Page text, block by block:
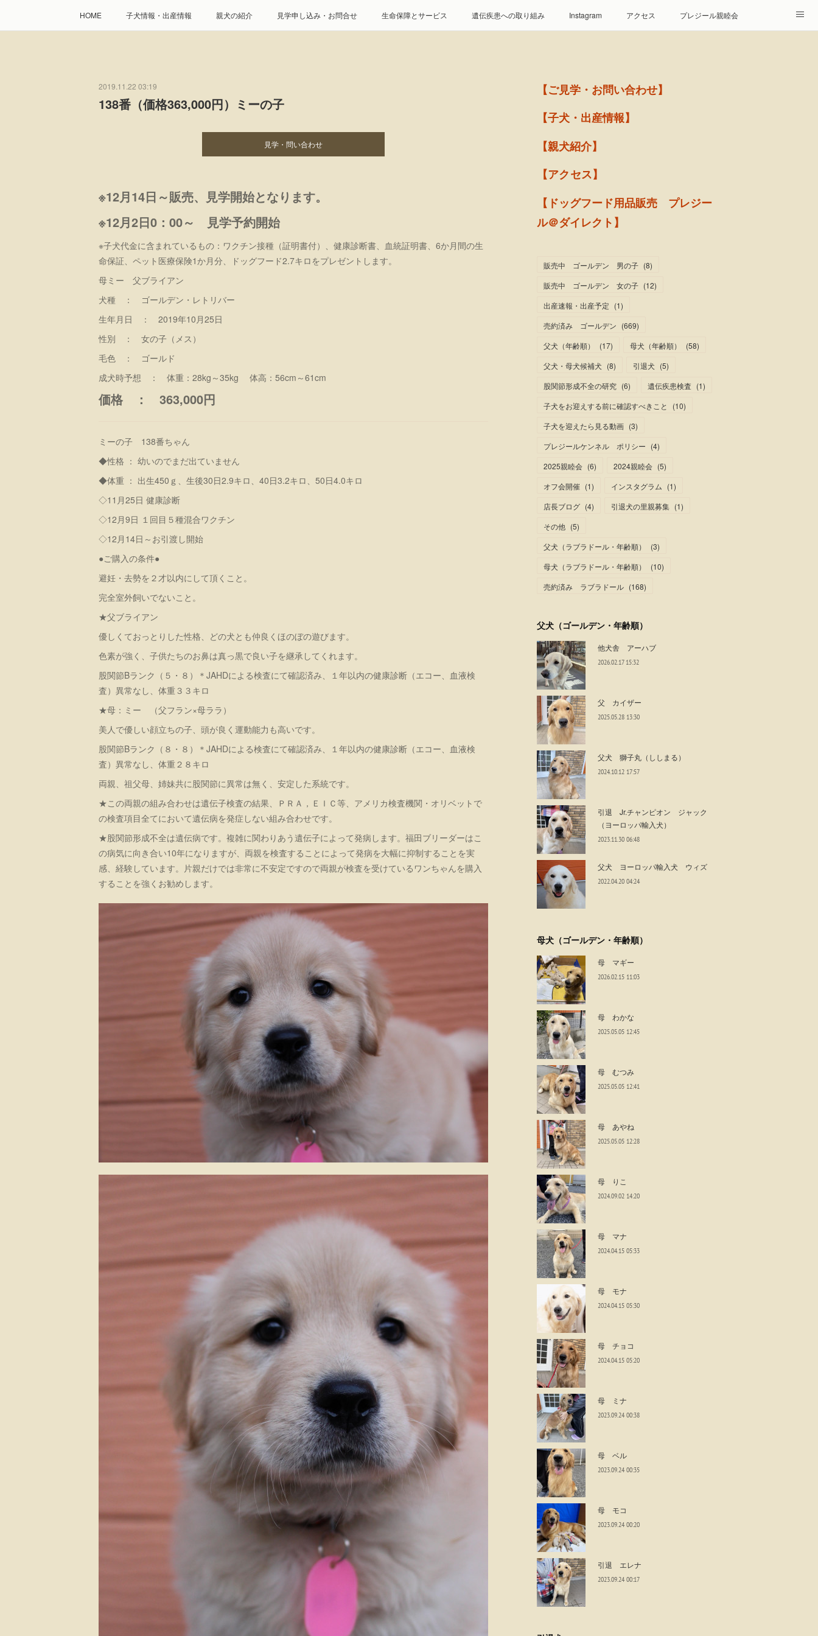
HOME 子犬情報・出産情報 親犬の紹介 見学申し込み・お問合せ 生命保障とサービス 遺伝疾患への取り組み Instagram アクセス プレジール親睦会
2019.11.22 03:19
138番（価格363,000円）ミーの子
見学・問い合わせ
※12月14日～販売、見学開始となります。
※12月2日0：00～ 見学予約開始
※子犬代金に含まれているもの：ワクチン接種（証明書付）、健康診断書、血統証明書、6か月間の生
命保証、ペット医療保険1か月分、ドッグフード2.7キロをプレゼントします。
母ミー 父ブライアン
犬種 ： ゴールデン・レトリバー
生年月日 ： 2019年10月25日
性別 ： 女の子（メス）
毛色 ： ゴールド
成犬時予想 ： 体重：28kg～35kg 体高：56cm～61cm
価格 ： 363,000円
ミーの子 138番ちゃん
◆性格 ： 幼いのでまだ出ていません
◆体重 ： 出生450ｇ、生後30日2.9キロ、40日3.2キロ、50日4.0キロ
◇11月25日 健康診断
◇12月9日 １回目５種混合ワクチン
◇12月14日～お引渡し開始
●ご購入の条件●
避妊・去勢を２才以内にして頂くこと。
完全室外飼いでないこと。
★父ブライアン
優しくておっとりした性格、どの犬とも仲良くほのぼの遊びます。
色素が強く、子供たちのお鼻は真っ黒で良い子を継承してくれます。
股関節Bランク（５・８）＊JAHDによる検査にて確認済み、１年以内の健康診断（エコー、血液検
査）異常なし、体重３３キロ
★母：ミー （父フラン×母ララ）
美人で優しい顔立ちの子、頭が良く運動能力も高いです。
股関節Bランク（８・８）＊JAHDによる検査にて確認済み、１年以内の健康診断（エコー、血液検
査）異常なし、体重２８キロ
両親、祖父母、姉妹共に股関節に異常は無く、安定した系統です。
★この両親の組み合わせは遺伝子検査の結果、ＰＲＡ，ＥＩＣ等、アメリカ検査機関・オリベットで
の検査項目全てにおいて遺伝病を発症しない組み合わせです。
★股関節形成不全は遺伝病です。複雑に関わりあう遺伝子によって発病します。福田ブリーダーはこ
の病気に向き合い10年になりますが、両親を検査することによって発病を大幅に抑制することを実
感、経験しています。片親だけでは非常に不安定ですので両親が検査を受けているワンちゃんを購入
することを強くお勧めします。
【ご見学・お問い合わせ】
【子犬・出産情報】
【親犬紹介】
【アクセス】
【ドッグフード用品販売 プレジー
ル＠ダイレクト】
販売中 ゴールデン 男の子 (8)
販売中 ゴールデン 女の子 (12)
出産速報・出産予定 (1)
売約済み ゴールデン (669)
父犬（年齢順）
(17) 母犬（年齢順） (58)
父犬・母犬候補犬 (8) 引退犬 (5)
股関節形成不全の研究 (6) 遺伝疾患検査 (1)
子犬をお迎えする前に確認すべきこと
(10)
子犬を迎えたら見る動画 (3)
プレジールケンネル ポリシー (4)
2025親睦会 (6) 2024親睦会 (5)
オフ会開催 (1) インスタグラム (1)
店長ブログ (4) 引退犬の里親募集 (1)
その他 (5)
父犬（ラブラドール・年齢順）
(3)
母犬（ラブラドール・年齢順）
(10)
売約済み ラブラドール (168)
父犬（ゴールデン・年齢順）
他犬舎 アーハブ
2026.02.17 15:32
父 カイザー
2025.05.28 13:30
父犬 獅子丸（ししまる）
2024.10.12 17:57
引退 Jr.チャンピオン ジャック
（ヨーロッパ輸入犬）
2023.11.30 06:48
父犬 ヨーロッパ輸入犬 ウィズ
2022.04.20 04:24
母犬（ゴールデン・年齢順）
母 マギー
2026.02.15 11:03
母 わかな
2025.05.05 12:45
母 むつみ
2025.05.05 12:41
母 あやね
2025.05.05 12:28
母 りこ
2024.09.02 14:20
母 マナ
2024.04.15 05:33
母 モナ
2024.04.15 05:30
母 チョコ
2024.04.15 05:20
母 ミナ
2023.09.24 00:38
母 ベル
2023.09.24 00:35
母 モコ
2023.09.24 00:20
引退 エレナ
2023.09.24 00:17